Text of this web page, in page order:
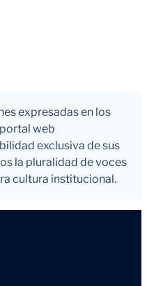
expresadas en los
web
exclusiva de sus
la pluralidad de voces
cultura institucional.